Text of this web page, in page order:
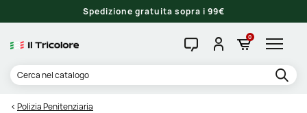
Spedizione gratuita sopra i 99€
0
Polizia Penitenziaria